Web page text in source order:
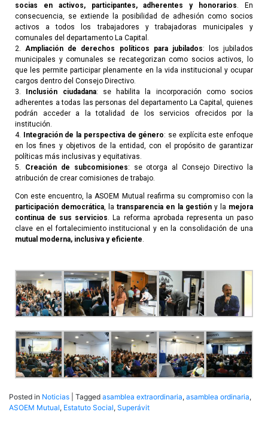
socias en activos, participantes, adherentes y honorarios . En
consecuencia, se extiende la posibilidad de adhesión como socios
activos a todos los trabajadores y trabajadoras municipales y
comunales del departamento La Capital.
2. Ampliación de derechos políticos para jubilados: los jubilados
municipales y comunales se recategorizan como socios activos, lo
que les permite participar plenamente en la vida institucional y ocupar
cargos dentro del Consejo Directivo.
3. Inclusión ciudadana: se habilita la incorporación como socios
adherentes a todas las personas del departamento La Capital, quienes
podrán acceder a la totalidad de los servicios ofrecidos por la
institución.
4. Integración de la perspectiva de género: se explícita este enfoque
en los fines y objetivos de la entidad, con el propósito de garantizar
políticas más inclusivas y equitativas.
5. Creación de subcomisiones: se otorga al Consejo Directivo la
atribución de crear comisiones de trabajo.
Con este encuentro, la ASOEM Mutual reafirma su compromiso con la
participación democrática , latransparencia en la gestióny la mejora
continua de sus servicios . La reforma aprobada representa un paso
clave en el fortalecimiento institucional y en la consolidación de una
mutual moderna, inclusiva y eficiente
Posted in Noticias Tagged asamblea extraordinaria, asamblea ordinaria,
ASOEM Mutual, Estatuto Social, Superávit